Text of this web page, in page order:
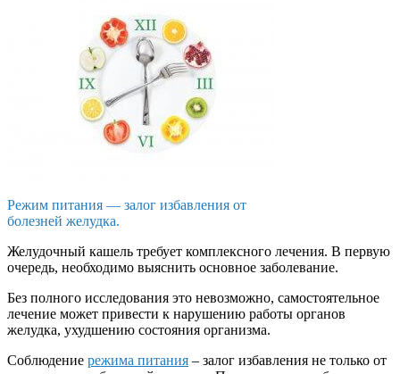
Режим питания — залог избавления от
болезней желудка.
Желудочный кашель требует комплексного лечения. В первую
очередь, необходимо выяснить основное заболевание.
Без полного исследования это невозможно, самостоятельное
лечение может привести к нарушению работы органов
желудка, ухудшению состояния организма.
Соблюдение режима питания – залог избавления не только от